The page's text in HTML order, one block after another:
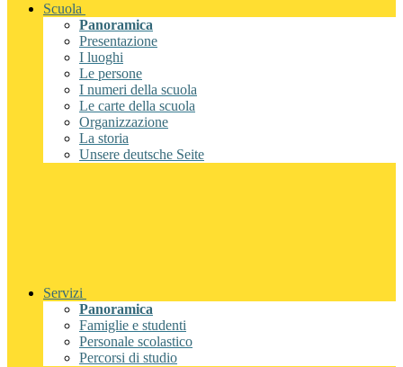
Scuola
Panoramica
Presentazione
I luoghi
Le persone
I numeri della scuola
Le carte della scuola
Organizzazione
La storia
Unsere deutsche Seite
Servizi
Panoramica
Famiglie e studenti
Personale scolastico
Percorsi di studio